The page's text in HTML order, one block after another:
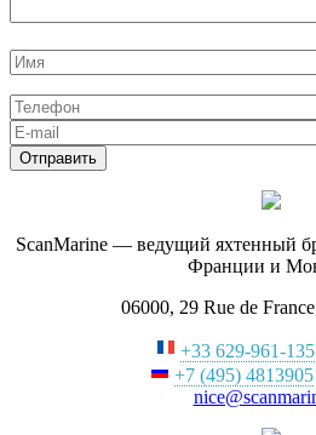
ScanMarine — ведущий яхтенный
Франции и
06000, 29 Rue de
+33 629-961-135
+7 (495) 4813905